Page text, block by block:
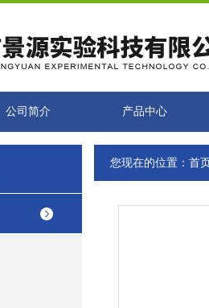
公司简介 产品中心
您现在的位置： 首